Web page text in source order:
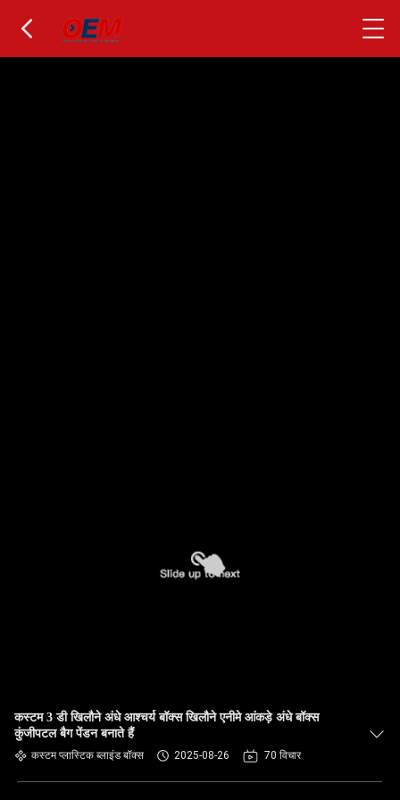
कस्टम 3 डी खिलौने अंधे आश्चर्य बॉक्स खिलौने एनीमे आंकड़े अंधे बॉक्स
कुंजीपटल बैग पेंडन बनाते हैं
कस्टम प्लास्टिक ब्लाइंड बॉक्स 2025-08-26 70 विचार